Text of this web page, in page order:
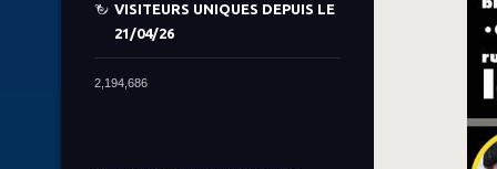
VISITEURS UNIQUES DEPUIS LE
21/04/26
2,194,686